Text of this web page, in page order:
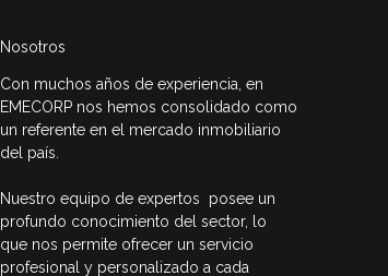
Nosotros
Con muchos años de experiencia, en
EMECORP nos hemos consolidado como
un referente en el mercado inmobiliario
del país.
Nuestro equipo de expertos posee un
profundo conocimiento del sector, lo
que nos permite ofrecer un servicio
profesional y personalizado a cada